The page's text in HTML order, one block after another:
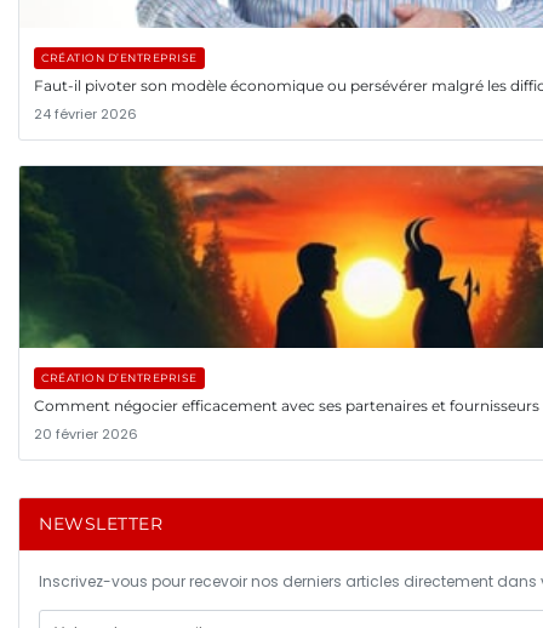
CRÉATION D’ENTREPRISE
Faut-il pivoter son modèle économique ou persévérer malgré les
24 février 2026
CRÉATION D’ENTREPRISE
Comment négocier efficacement avec ses partenaires et
20 février 2026
NEWSLETTER
Inscrivez-vous pour recevoir nos derniers articles directement dans